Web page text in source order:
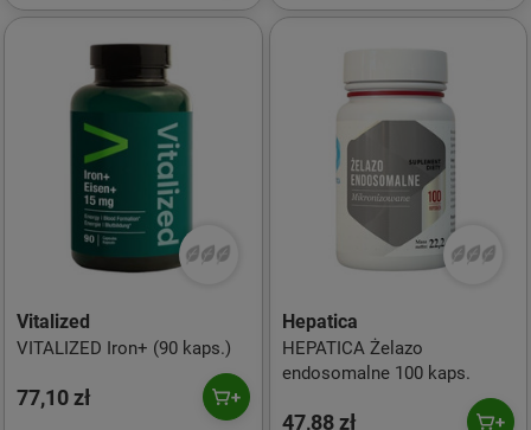
Vitalized
VITALIZED Iron+ (90 kaps.)
77,10 zł
Hepatica
HEPATICA Żelazo
endosomalne 100 kaps.
47,88 zł